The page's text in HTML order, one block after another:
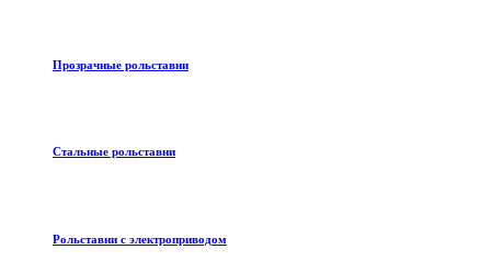
Прозрачные рольставни
Стальные рольставни
Рольставни с электроприводом